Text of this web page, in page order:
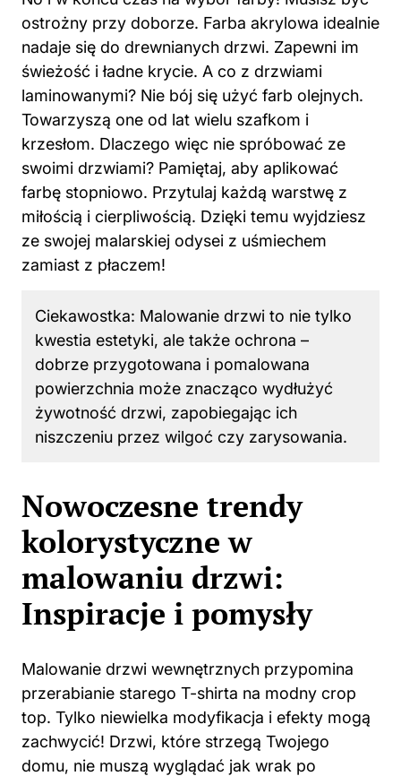
ostrożny przy doborze. Farba akrylowa idealnie
nadaje się do drewnianych drzwi. Zapewni im
świeżość i ładne krycie. A co z drzwiami
laminowanymi? Nie bój się użyć farb olejnych.
Towarzyszą one od lat wielu szafkom i
krzesłom. Dlaczego więc nie spróbować ze
swoimi drzwiami? Pamiętaj, aby aplikować
farbę stopniowo. Przytulaj każdą warstwę z
miłością i cierpliwością. Dzięki temu wyjdziesz
ze swojej malarskiej odysei z uśmiechem
zamiast z płaczem!
Ciekawostka: Malowanie drzwi to nie tylko
kwestia estetyki, ale także ochrona –
dobrze przygotowana i pomalowana
powierzchnia może znacząco wydłużyć
żywotność drzwi, zapobiegając ich
niszczeniu przez wilgoć czy zarysowania.
Nowoczesne trendy
kolorystyczne w
malowaniu drzwi:
Inspiracje i pomysły
Malowanie drzwi wewnętrznych przypomina
przerabianie starego T-shirta na modny crop
top. Tylko niewielka modyfikacja i efekty mogą
zachwycić! Drzwi, które strzegą Twojego
domu, nie muszą wyglądać jak wrak po